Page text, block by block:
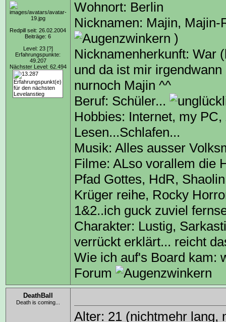
Redpill seit: 26.02.2004
Beiträge: 6
Level: 23 [?]
Erfahrungspunkte:
49.207
Nächster Level: 62.494
Wohnort: Berlin
Nicknamen: Majin,
)
Nicknamenherkunft: War
und da ist mir
nurnoch Majin ^^
Beruf: Schüler...
Hobbies: Internet, my
Lesen...Schlafen...
Musik: Alles ausser
Filme: ALso vorallem die
Pfad Gottes, HdR,
Krüger reihe, Rocky
1&2..ich guck zuviel
Charakter: Lustig,
verrückt erklärt... reicht
Wie ich auf's Board kam:
Forum
DeathBall
Death is coming...
Alter: 21 (nichtmehr lang,